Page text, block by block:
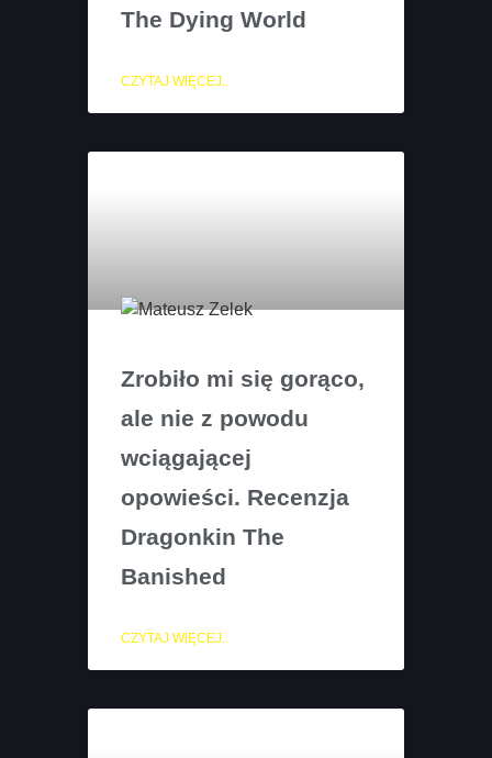
The Dying World
CZYTAJ WIĘCEJ..
Zrobiło mi się gorąco,
ale nie z powodu
wciągającej
opowieści. Recenzja
Dragonkin The
Banished
CZYTAJ WIĘCEJ..